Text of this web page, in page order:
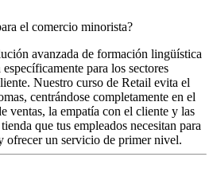
el comercio minorista?
avanzada de formación lingüística
para los sectores
Nuestro curso de Retail evita el
centrándose completamente en el
ventas, la empatía con el cliente y las
que tus empleados necesitan para
ofrecer un servicio de primer nivel.